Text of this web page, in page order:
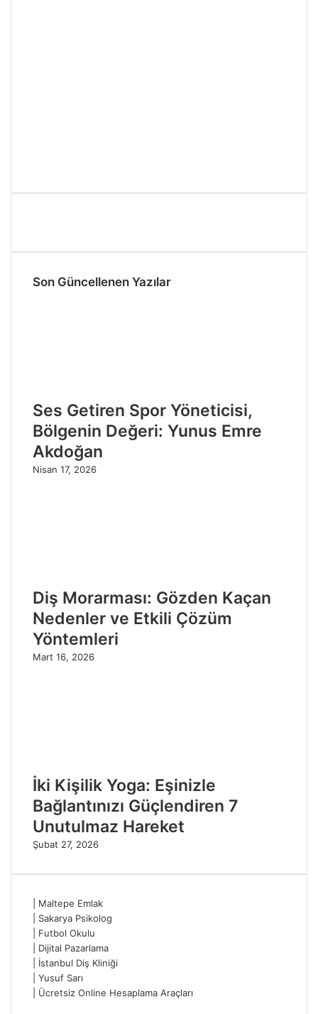
Son Güncellenen Yazılar
Ses Getiren Spor Yöneticisi,
Bölgenin Değeri: Yunus Emre
Akdoğan
Nisan 17, 2026
Diş Morarması: Gözden Kaçan
Nedenler ve Etkili Çözüm
Yöntemleri
Mart 16, 2026
İki Kişilik Yoga: Eşinizle
Bağlantınızı Güçlendiren 7
Unutulmaz Hareket
Şubat 27, 2026
Maltepe Emlak
Sakarya Psikolog
Futbol Okulu
Dijital Pazarlama
İstanbul Diş Kliniği
Yusuf Sarı
Ücretsiz Online Hesaplama Araçları